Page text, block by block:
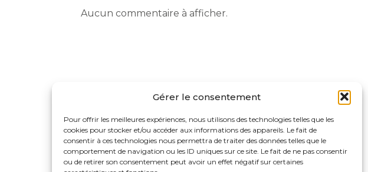
Gérer le consentement
Pour offrir les meilleures expériences, nous utilisons des technologies telles que les
cookies pour stocker et/ou accéder aux informations des appareils. Le fait de
consentir à ces technologies nous permettra de traiter des données telles que le
comportement de navigation ou les ID uniques sur ce site. Le fait de ne pas consentir
ou de retirer son consentement peut avoir un effet négatif sur certaines
Aucun commentaire à afficher.